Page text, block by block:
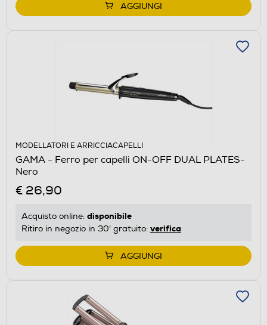
AGGIUNGI
MODELLATORI E ARRICCIACAPELLI
GAMA - Ferro per capelli ON-OFF DUAL PLATES-
Nero
€ 26,90
Acquisto online: disponibile
Ritiro in negozio in 30' gratuito: verifica
AGGIUNGI